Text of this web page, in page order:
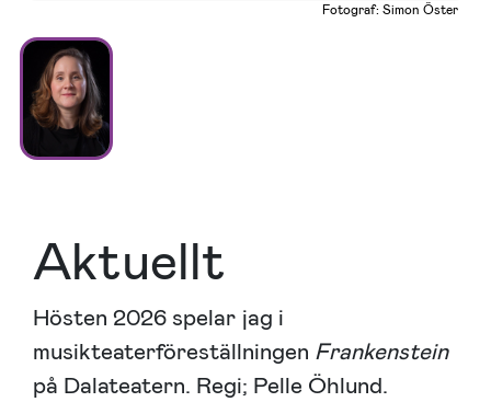
Fotograf: Simon Öster
Aktuellt
Hösten 2026 spelar jag i
musikteaterföreställningen Frankenstein
på Dalateatern. Regi; Pelle Öhlund.